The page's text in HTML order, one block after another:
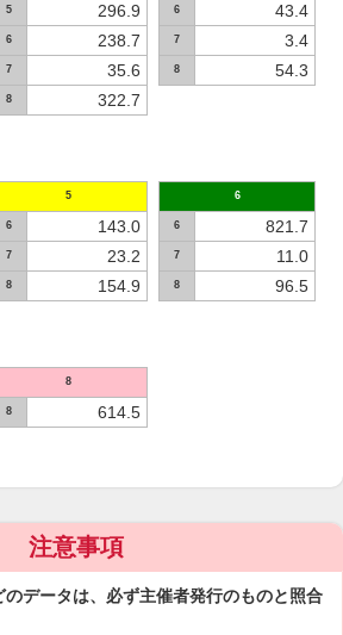
5 296.9
6 238.7
7 35.6
8 322.7
6 43.4
7 3.4
8 54.3
5
6 143.0
7 23.2
8 154.9
6
6 821.7
7 11.0
8 96.5
8
8 614.5
注意事項
データは、必ず主催者発行のものと照合